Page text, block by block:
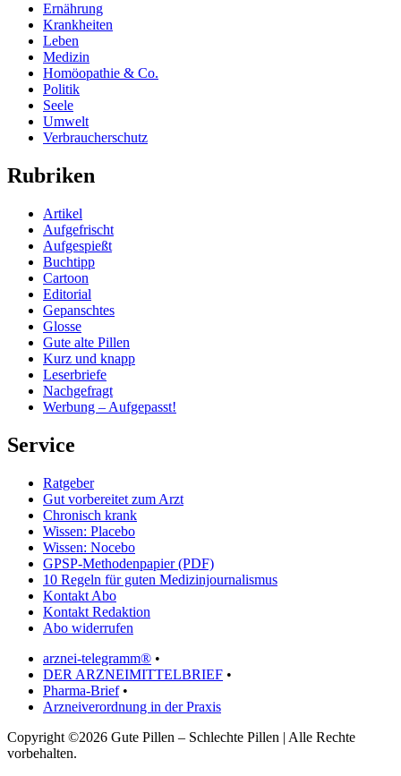
Ernährung
Krankheiten
Leben
Medizin
Homöopathie & Co.
Politik
Seele
Umwelt
Verbraucherschutz
Rubriken
Artikel
Aufgefrischt
Aufgespießt
Buchtipp
Cartoon
Editorial
Gepanschtes
Glosse
Gute alte Pillen
Kurz und knapp
Leserbriefe
Nachgefragt
Werbung – Aufgepasst!
Service
Ratgeber
Gut vorbereitet zum Arzt
Chronisch krank
Wissen: Placebo
Wissen: Nocebo
GPSP-Methodenpapier (PDF)
10 Regeln für guten Medizinjournalismus
Kontakt Abo
Kontakt Redaktion
Abo widerrufen
arznei-telegramm® •
DER ARZNEIMITTELBRIEF •
Pharma-Brief•
Arzneiverordnung in der Praxis
Copyright ©2026 Gute Pillen – Schlechte Pillen | Alle Rechte
vorbehalten.